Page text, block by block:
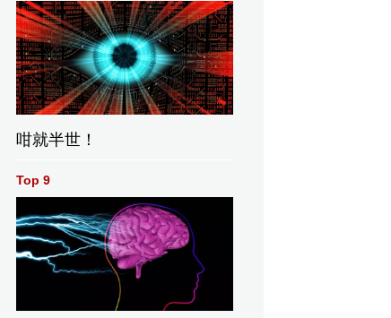
（5月16日）發生嚴重交通意外，一列貨運火車與一輛巴士在
亡、32人受傷。AP圖片
咁就半世！
Top 9